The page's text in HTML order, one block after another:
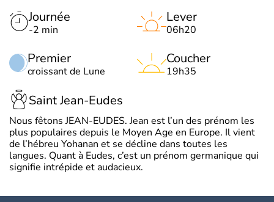
Journée
-2 min
Premier
croissant de Lune
Lever
06h20
Coucher
19h35
Saint Jean-Eudes
Nous fêtons JEAN-EUDES. Jean est l’un des prénom les
plus populaires depuis le Moyen Age en Europe. Il vient
de l’hébreu Yohanan et se décline dans toutes les
langues. Quant à Eudes, c’est un prénom germanique qui
signifie intrépide et audacieux.